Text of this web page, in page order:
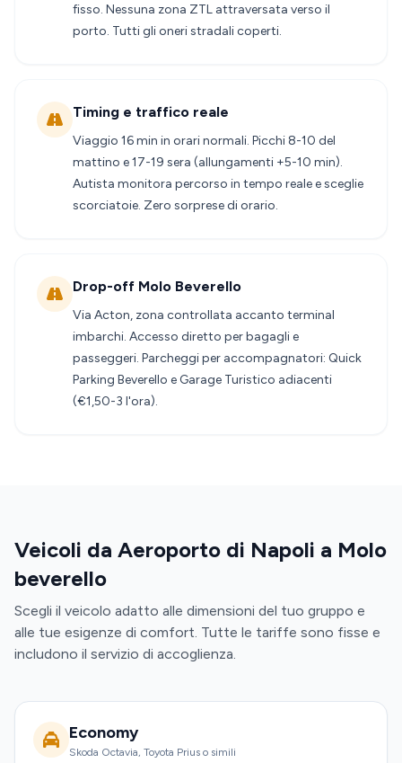
fisso. Nessuna zona ZTL attraversata verso il
porto. Tutti gli oneri stradali coperti.
Timing e traffico reale
Viaggio 16 min in orari normali. Picchi 8-10 del
mattino e 17-19 sera (allungamenti +5-10 min).
Autista monitora percorso in tempo reale e sceglie
scorciatoie. Zero sorprese di orario.
Drop-off Molo Beverello
Via Acton, zona controllata accanto terminal
imbarchi. Accesso diretto per bagagli e
passeggeri. Parcheggi per accompagnatori: Quick
Parking Beverello e Garage Turistico adiacenti
(€1,50-3 l'ora).
Veicoli da Aeroporto di Napoli a Molo
beverello
Scegli il veicolo adatto alle dimensioni del tuo gruppo e
alle tue esigenze di comfort. Tutte le tariffe sono fisse e
includono il servizio di accoglienza.
Economy
Skoda Octavia, Toyota Prius o simili